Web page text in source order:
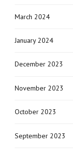
March 2024
January 2024
December 2023
November 2023
October 2023
September 2023